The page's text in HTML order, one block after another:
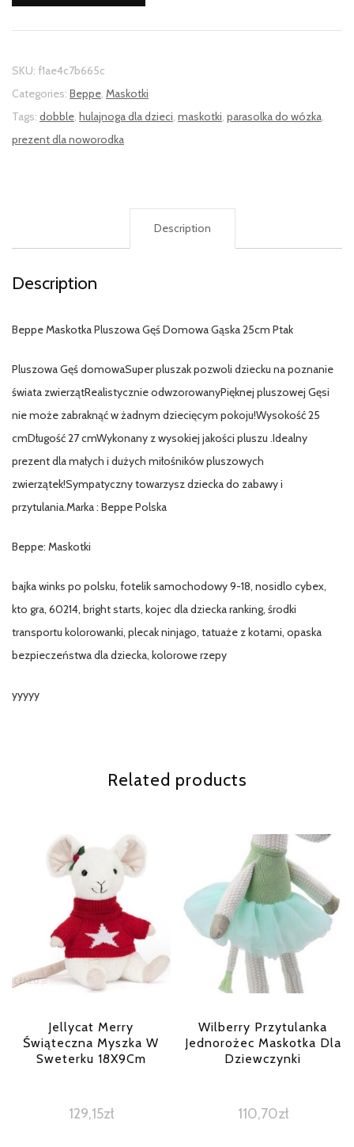
SKU: f1ae4c7b665c
Categories: Beppe, Maskotki
Tags: dobble, hulajnoga dla dzieci, maskotki, parasolka do wózka,
prezent dla noworodka
Description
Description
Beppe Maskotka Pluszowa Gęś Domowa Gąska 25cm Ptak
Pluszowa Gęś domowaSuper pluszak pozwoli dziecku na poznanie
świata zwierzątRealistycznie odwzorowanyPięknej pluszowej Gęsi
nie może zabraknąć w żadnym dziecięcym pokoju!Wysokość 25
cmDługość 27 cmWykonany z wysokiej jakości pluszu .Idealny
prezent dla małych i dużych miłośników pluszowych
zwierzątek!Sympatyczny towarzysz dziecka do zabawy i
przytulania.Marka : Beppe Polska
Beppe: Maskotki
bajka winks po polsku, fotelik samochodowy 9-18, nosidlo cybex,
kto gra, 60214, bright starts, kojec dla dziecka ranking, środki
transportu kolorowanki, plecak ninjago, tatuaże z kotami, opaska
bezpieczeństwa dla dziecka, kolorowe rzepy
yyyyy
Related products
Jellycat Merry
Świąteczna Myszka W
Sweterku 18X9Cm
129,15zł
Wilberry Przytulanka
Jednorożec Maskotka Dla
Dziewczynki
110,70zł